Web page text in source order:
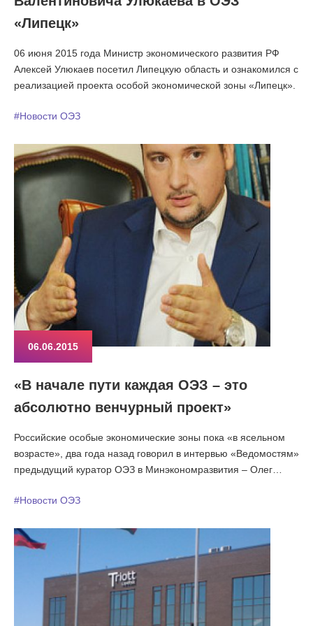
«Липецк»
06 июня 2015 года Министр экономического развития РФ
Алексей Улюкаев посетил Липецкую область и ознакомился с
реализацией проекта особой экономической зоны «Липецк».
#Новости ОЭЗ
06.06.2015
«В начале пути каждая ОЭЗ – это
абсолютно венчурный проект»
Российские особые экономические зоны пока «в ясельном
возрасте», два года назад говорил в интервью «Ведомостям»
предыдущий куратор ОЭЗ в Минэкономразвития – Олег
Крыма, работает над созданием зоны с особыми условиями,
которые по-прежнему на детской стадии развития, с ноября
прошлого года взращивает Александр Цыбульский. Интерес
к ОЭЗ не угасает, радуется он: новые инвесторы
регистрируются, несмотря на кризис и санкции, регионы
шлют заявки, а правительство с конца прошлого года
согласилось создать две новые зоны.
#Новости ОЭЗ